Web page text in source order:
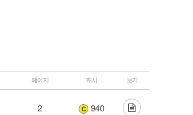
페이지 캐시 보기
2 C 940